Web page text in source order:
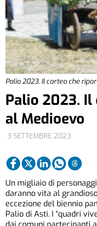
Palio 2023. Il corteo che
3 SETTEMBRE 2023
Palio 2023.
al Medioevo
Un migliaio di
daranno vita al
eccezione del biennio
Palio di Asti. I “quadri